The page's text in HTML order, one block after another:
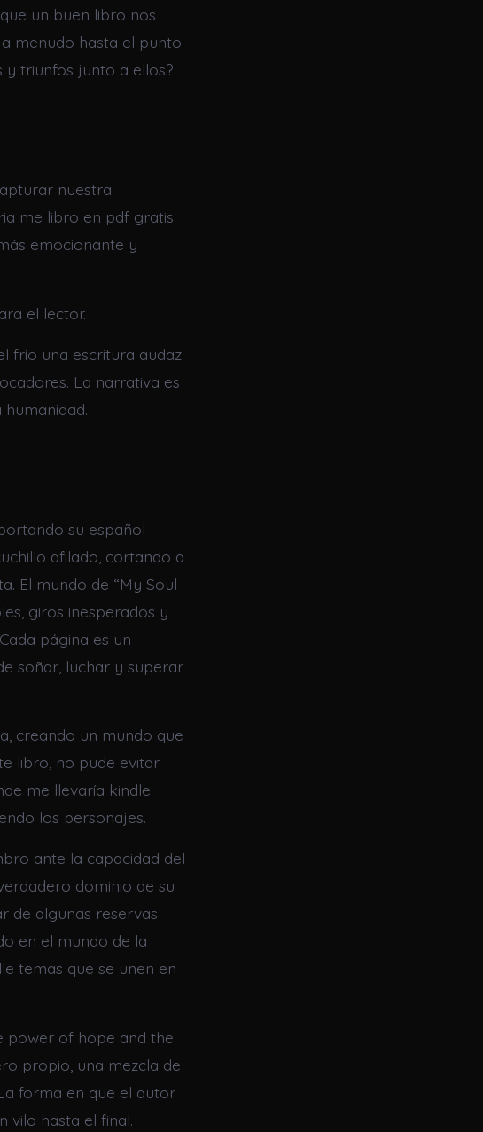
un buen libro nos
menudo hasta el punto
y triunfos junto a ellos?
nuestra
me libro en pdf gratis
emocionante y
el lector.
frío una escritura audaz
La narrativa es
su español
afilado, cortando a
El mundo de “My Soul
giros inesperados y
página es un
soñar, luchar y superar
creando un mundo que
libro, no pude evitar
me llevaría kindle
los personajes.
ante la capacidad del
dominio de su
de algunas reservas
en el mundo de la
temas que se unen en
power of hope and the
propio, una mezcla de
forma en que el autor
vilo hasta el final.